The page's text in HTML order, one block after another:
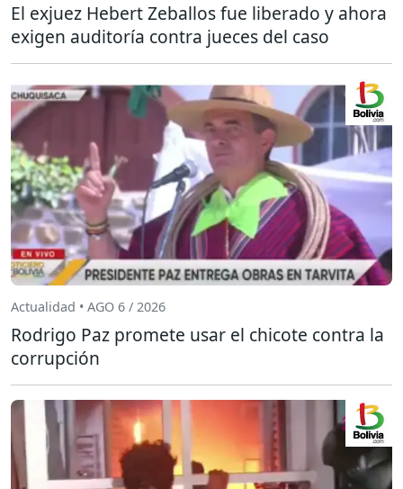
El exjuez Hebert Zeballos fue liberado y ahora
exigen auditoría contra jueces del caso
Actualidad • AGO 6 / 2026
Rodrigo Paz promete usar el chicote contra la
corrupción